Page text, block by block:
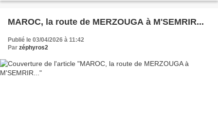
MAROC, la route de MERZOUGA à M'SEMRIR...
Publié le 03/04/2026 à 11:42
Par zéphyros2